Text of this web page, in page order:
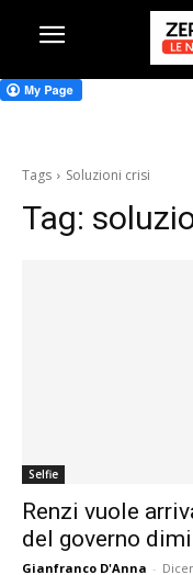
Tags Soluzioni crisi
Tag:
Selfie
Renzi vuole
del governo
Gianfranco D'Anna -